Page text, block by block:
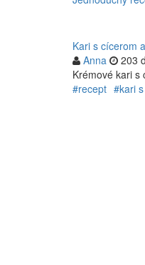
Kari s cícerom
Anna
203
Krémové kari s
#recept #kari